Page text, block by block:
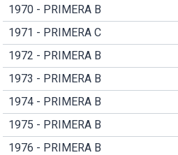
1970 - PRIMERA B
1971 - PRIMERA C
1972 - PRIMERA B
1973 - PRIMERA B
1974 - PRIMERA B
1975 - PRIMERA B
1976 - PRIMERA B